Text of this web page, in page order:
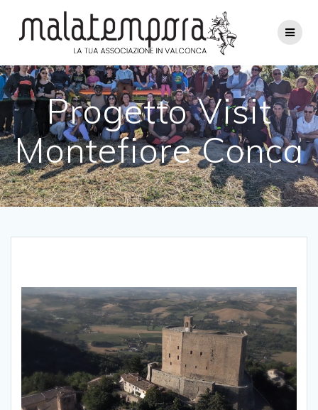
al
contenuto
Progetto Visit
Montefiore Conca